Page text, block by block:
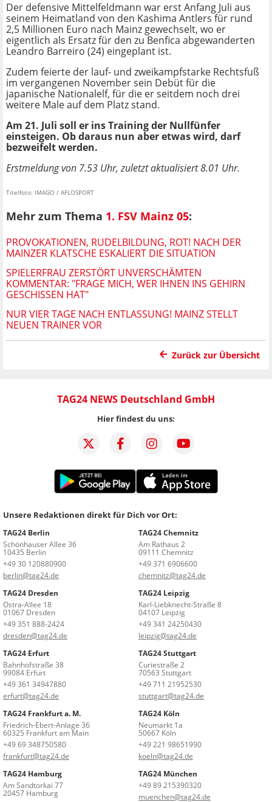
Der defensive Mittelfeldmann war erst Anfang Juli aus
seinem Heimatland von den Kashima Antlers für rund
2,5 Millionen Euro nach Mainz gewechselt, wo er
eigentlich als Ersatz für den zu Benfica abgewanderten
Leandro Barreiro (24) eingeplant ist.
Zudem feierte der lauf- und zweikampfstarke Rechtsfuß
im vergangenen November sein Debüt für die
japanische Nationalelf, für die er seitdem noch drei
weitere Male auf dem Platz stand.
Am 21. Juli soll er ins Training der Nullfünfer
einsteigen. Ob daraus nun aber etwas wird, darf
bezweifelt werden.
Erstmeldung von 7.53 Uhr, zuletzt aktualisiert 8.01 Uhr.
Titelfoto: IMAGO / AFLOSPORT
Mehr zum Thema 1. FSV Mainz 05:
PROVOKATIONEN, RUDELBILDUNG, ROT! NACH DER
MAINZER KLATSCHE ESKALIERT DIE SITUATION
SPIELERFRAU ZERSTÖRT UNVERSCHÄMTEN
KOMMENTAR: "FRAGE MICH, WER IHNEN INS GEHIRN
GESCHISSEN HAT"
NUR VIER TAGE NACH ENTLASSUNG! MAINZ STELLT
NEUEN TRAINER VOR
Zurück zur Übersicht
TAG24 NEWS Deutschland GmbH
Hier findest du uns:
Unsere Redaktionen direkt für Dich vor Ort:
TAG24 Berlin
Schönhauser Allee 36
10435 Berlin
+49 30 120880900
berlin@tag24.de
TAG24 Chemnitz
Am Rathaus 2
09111 Chemnitz
+49 371 6906600
chemnitz@tag24.de
TAG24 Dresden
Ostra-Allee 18
01067 Dresden
+49 351 888-2424
dresden@tag24.de
TAG24 Leipzig
Karl-Liebknecht-Straße 8
04107 Leipzig
+49 341 24250430
leipzig@tag24.de
TAG24 Erfurt
Bahnhofstraße 38
99084 Erfurt
+49 361 34947880
erfurt@tag24.de
TAG24 Stuttgart
Curiestraße 2
70563 Stuttgart
+49 711 21952530
stuttgart@tag24.de
TAG24 Frankfurt a. M.
Friedrich-Ebert-Anlage 36
60325 Frankfurt am Main
+49 69 348750580
frankfurt@tag24.de
TAG24 Köln
Neumarkt 1a
50667 Köln
+49 221 98651990
koeln@tag24.de
TAG24 Hamburg
Am Sandtorkai 77
20457 Hamburg
TAG24 München
+49 89 215390320
muenchen@tag24.de